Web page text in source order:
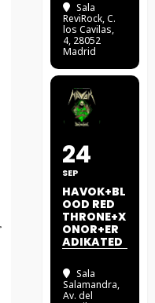
Sala
ReviRock, C.
los Cavilas,
4, 28052
Madrid
24
SEP
HAVOK+BL
OOD RED
THRONE+X
ONOR+ER
ADIKATED
Sala
Salamandra,
Av. del